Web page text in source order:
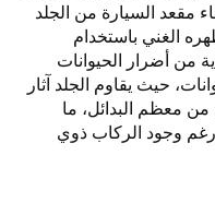
مقعد السيارة من الجلد
الغني باستخدام
من أضرار الحيوانات
حيث يقاوم الجلد آثار
معظم البدائل، ما
وجود الركاب ذوي